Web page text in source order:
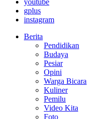
youtube
gplus
instagram
Berita
Pendidikan
Budaya
Pesiar
Opini
Warga Bicara
Kuliner
Pemilu
Video Kita
Foto